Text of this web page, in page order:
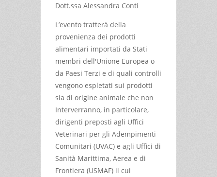
Dott.ssa Alessandra Conti
L’evento tratterà della
provenienza dei prodotti
alimentari importati da Stati
membri dell'Unione Europea o
da Paesi Terzi e di quali controlli
vengono espletati sui prodotti
sia di origine animale che non
Interverranno, in particolare,
dirigenti preposti agli Uffici
Veterinari per gli Adempimenti
Comunitari (UVAC) e agli Uffici di
Sanità Marittima, Aerea e di
Frontiera (USMAF) il cui